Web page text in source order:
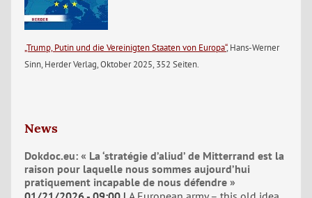
„Trump, Putin und die Vereinigten Staaten von Europa“, Hans-Werner
Sinn, Herder Verlag, Oktober 2025, 352 Seiten.
News
Dokdoc.eu: « La ‘stratégie d’aliud’ de Mitterrand est la
raison pour laquelle nous sommes aujourd’hui
pratiquement incapable de nous défendre »